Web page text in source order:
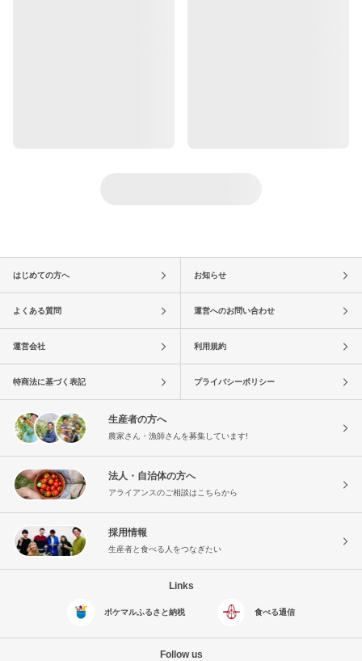
はじめての方へ お知らせ
よくある質問 運営へのお問い合わせ
運営会社 利用規約
特商法に基づく表記 プライバシーポリシー
生産者の方へ
農家さん・漁師さんを募集しています!
法人・自治体の方へ
アライアンスのご相談はこちらから
採用情報
生産者と食べる人をつなぎたい
Links
ポケマルふるさと納税 食べる通信
Follow us